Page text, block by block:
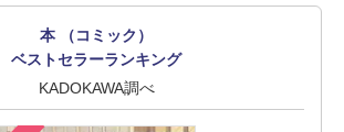
本 （コミック）
ベストセラーランキング
KADOKAWA調べ